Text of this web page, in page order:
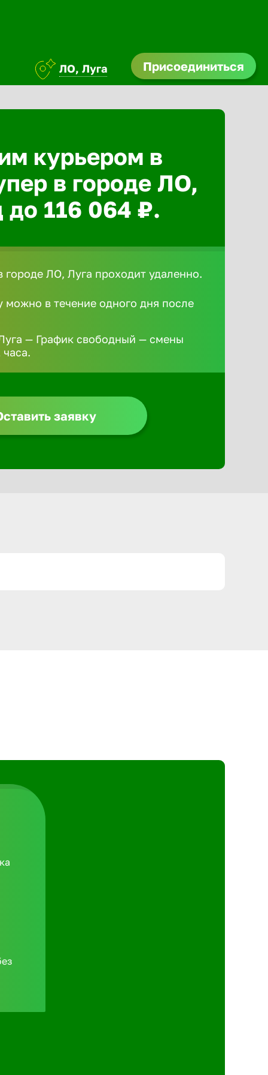
ЛО, Луга Присоединиться
курьером в
в городе ЛО,
до 116 064 ₽.
ЛО, Луга проходит удаленно.
можно в течение одного дня после
— График свободный — смены
заявку